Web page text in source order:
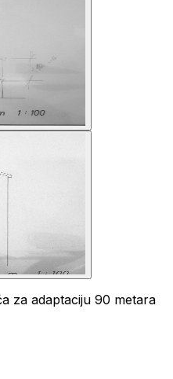
za adaptaciju 90 metara